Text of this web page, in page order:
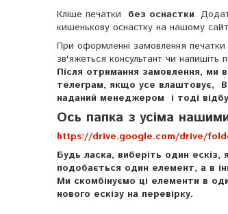
Кліше печатки без оснастки.
кишенькову оснастку на нашому
При оформленні замовлення
зв'яжеться консультант чи напишіть
Після отримання замовлення, ми
телеграм, якщо усе влаштовує,
наданий менеджером і тоді
Ось папка з усіма
https://drive.google.com/drive/
Будь ласка, виберіть один
подобається один елемент, а в
Ми скомбінуємо ці елементи в
нового ескізу на перевірку.